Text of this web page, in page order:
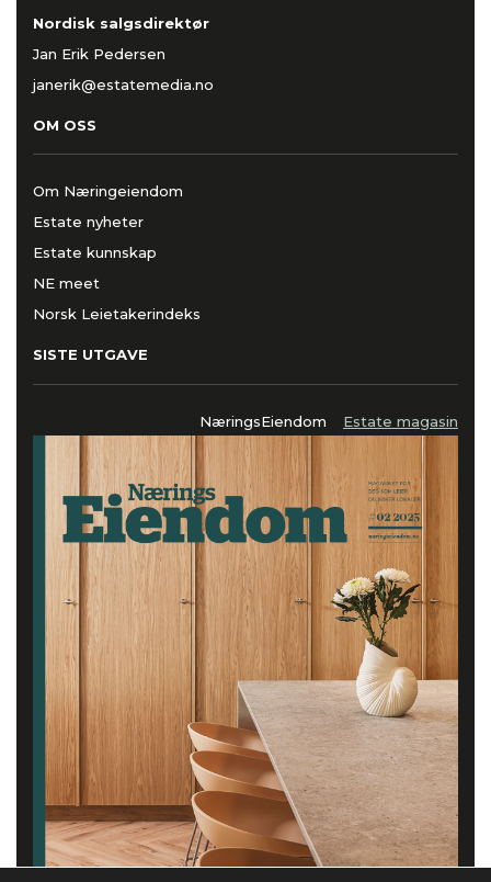
Nordisk salgsdirektør
Jan Erik Pedersen
janerik@estatemedia.no
OM OSS
Om Næringeiendom
Estate nyheter
Estate kunnskap
NE meet
Norsk Leietakerindeks
SISTE UTGAVE
NæringsEiendom Estate magasin